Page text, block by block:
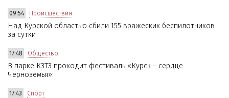
09:54 Происшествия
Над Курской областью сбили 155 вражеских беспилотников
за сутки
17:48 Общество
В парке КЗТЗ проходит фестиваль «Курск – сердце
Черноземья»
17:43 Спорт